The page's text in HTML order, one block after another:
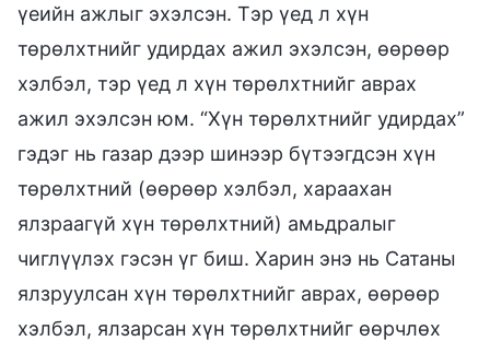
үеийн ажлыг эхэлсэн. Тэр үед л хүн
төрөлхтнийг удирдах ажил эхэлсэн, өөрөөр
хэлбэл, тэр үед л хүн төрөлхтнийг аврах
ажил эхэлсэн юм. “Хүн төрөлхтнийг удирдах”
гэдэг нь газар дээр шинээр бүтээгдсэн хүн
төрөлхтний (өөрөөр хэлбэл, хараахан
ялзраагүй хүн төрөлхтний) амьдралыг
чиглүүлэх гэсэн үг биш. Харин энэ нь Сатаны
ялзруулсан хүн төрөлхтнийг аврах, өөрөөр
хэлбэл, ялзарсан хүн төрөлхтнийг өөрчлөх